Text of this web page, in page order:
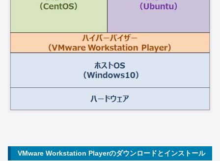
VMware Workstation Playerのダウンロードとインストール